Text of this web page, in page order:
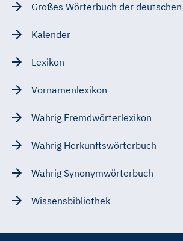
Großes Wörterbuch der
Kalender
Lexikon
Vornamenlexikon
Wahrig Fremdwörterlexikon
Wahrig Herkunftswörterbuch
Wahrig Synonymwörterbuch
Wissensbibliothek